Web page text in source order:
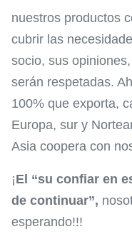
nuestros productos
cubrir las
socio, sus
serán respetadas.
100% que exporta,
Europa, sur y
Asia coopera con
¡El “su confiar en
de continuar”,
esperando!!!